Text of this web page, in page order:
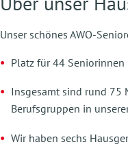
Unser schönes AWO-
Platz für 44 Seniorinnen
Insgesamt sind rund 75
Berufsgruppen in
Wir haben sechs